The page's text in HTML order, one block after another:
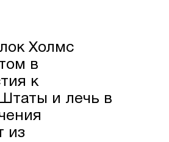
Холмс
в
к
и лечь в
из